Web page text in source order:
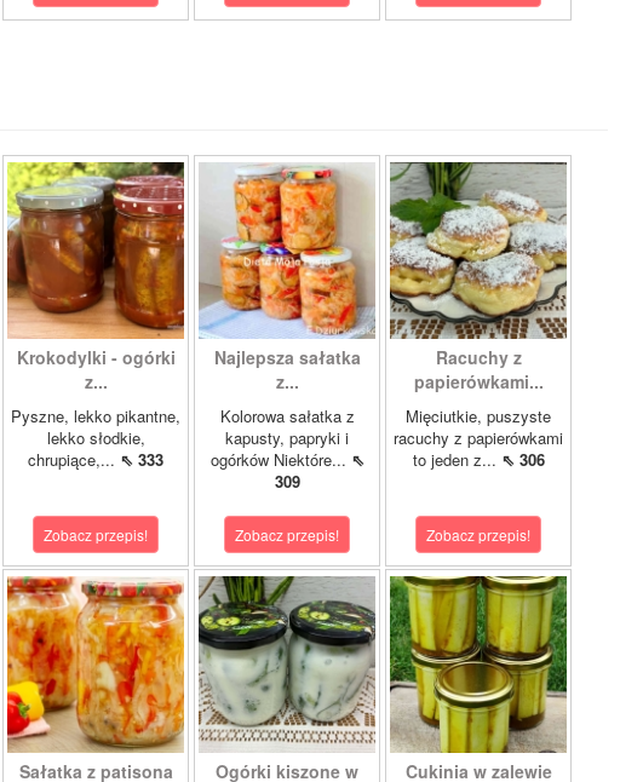
Krokodylki - ogórki
z...
Pyszne, lekko pikantne,
lekko słodkie,
chrupiące,... ⇖ 333
Zobacz przepis!
Najlepsza sałatka
z...
Kolorowa sałatka z
kapusty, papryki i
ogórków Niektóre... ⇖
309
Zobacz przepis!
Racuchy z
papierówkami...
Mięciutkie, puszyste
racuchy z papierówkami
to jeden z... ⇖ 306
Zobacz przepis!
Sałatka z patisona Ogórki kiszone w Cukinia w zalewie